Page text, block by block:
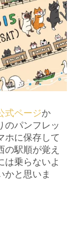
式ページか
のパンフレッ
ホに保存して
駅順が覚え
は乗らないよ
かと思いま